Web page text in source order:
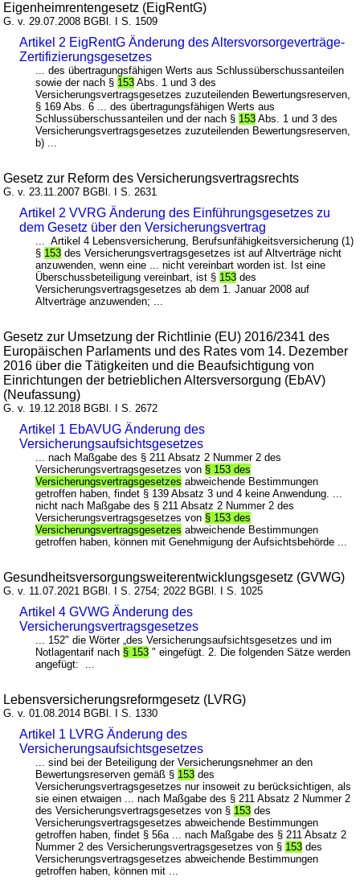
Eigenheimrentengesetz (EigRentG)
G. v. 29.07.2008 BGBl. I S. 1509
Artikel 2 EigRentG Änderung des Altersvorsorgeverträge-
Zertifizierungsgesetzes
... des übertragungsfähigen Werts aus Schlussüberschussanteilen
sowie der nach § 153 Abs. 1 und 3 des
Versicherungsvertragsgesetzes zuzuteilenden Bewertungsreserven,
§ 169 Abs. 6 ... des übertragungsfähigen Werts aus
Schlussüberschussanteilen und der nach § 153 Abs. 1 und 3 des
Versicherungsvertragsgesetzes zuzuteilenden Bewertungsreserven,
b) ...
Gesetz zur Reform des Versicherungsvertragsrechts
G. v. 23.11.2007 BGBl. I S. 2631
Artikel 2 VVRG Änderung des Einführungsgesetzes zu
dem Gesetz über den Versicherungsvertrag
... Artikel 4 Lebensversicherung, Berufsunfähigkeitsversicherung (1)
§ 153 des Versicherungsvertragsgesetzes ist auf Altverträge nicht
anzuwenden, wenn eine ... nicht vereinbart worden ist. Ist eine
Überschussbeteiligung vereinbart, ist § 153 des
Versicherungsvertragsgesetzes ab dem 1. Januar 2008 auf
Altverträge anzuwenden; ...
Gesetz zur Umsetzung der Richtlinie (EU) 2016/2341 des
Europäischen Parlaments und des Rates vom 14. Dezember
2016 über die Tätigkeiten und die Beaufsichtigung von
Einrichtungen der betrieblichen Altersversorgung (EbAV)
(Neufassung)
G. v. 19.12.2018 BGBl. I S. 2672
Artikel 1 EbAVUG Änderung des
Versicherungsaufsichtsgesetzes
... nach Maßgabe des § 211 Absatz 2 Nummer 2 des
Versicherungsvertragsgesetzes von § 153 des
Versicherungsvertragsgesetzes abweichende Bestimmungen
getroffen haben, findet § 139 Absatz 3 und 4 keine Anwendung. ...
nicht nach Maßgabe des § 211 Absatz 2 Nummer 2 des
Versicherungsvertragsgesetzes von § 153 des
Versicherungsvertragsgesetzes abweichende Bestimmungen
getroffen haben, können mit Genehmigung der Aufsichtsbehörde ...
Gesundheitsversorgungsweiterentwicklungsgesetz (GVWG)
G. v. 11.07.2021 BGBl. I S. 2754; 2022 BGBl. I S. 1025
Artikel 4 GVWG Änderung des
Versicherungsvertragsgesetzes
... 152" die Wörter „des Versicherungsaufsichtsgesetzes und im
Notlagentarif nach § 153 " eingefügt. 2. Die folgenden Sätze werden
angefügt: ...
Lebensversicherungsreformgesetz (LVRG)
G. v. 01.08.2014 BGBl. I S. 1330
Artikel 1 LVRG Änderung des
Versicherungsaufsichtsgesetzes
... sind bei der Beteiligung der Versicherungsnehmer an den
Bewertungsreserven gemäß § 153 des
Versicherungsvertragsgesetzes nur insoweit zu berücksichtigen, als
sie einen etwaigen ... nach Maßgabe des § 211 Absatz 2 Nummer 2
des Versicherungsvertragsgesetzes von § 153 des
Versicherungsvertragsgesetzes abweichende Bestimmungen
getroffen haben, findet § 56a ... nach Maßgabe des § 211 Absatz 2
Nummer 2 des Versicherungsvertragsgesetzes von § 153 des
Versicherungsvertragsgesetzes abweichende Bestimmungen
getroffen haben, können mit ...